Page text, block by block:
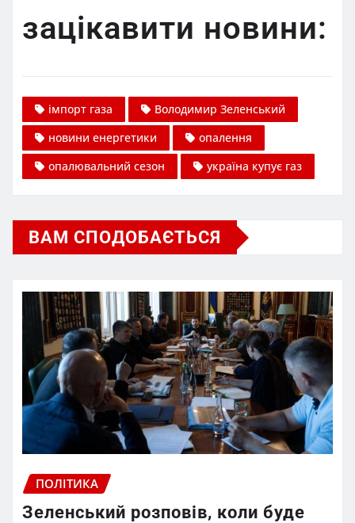
зацікавити новини:
імпорт газа
Володимир Зеленський
новини енергетики
опалення
опалювальний сезон
україна купує газ
ВАМ СПОДОБАЄТЬСЯ
ПОЛІТИКА
Зеленський розповів, коли буде